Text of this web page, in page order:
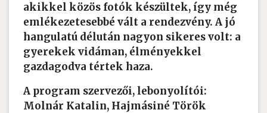
akikkel közös fotók készültek, így még
emlékezetesebbé vált a rendezvény. A jó
hangulatú délután nagyon sikeres volt: a
gyerekek vidáman, élményekkel
gazdagodva tértek haza.
A program szervezői, lebonyolítói:
Molnár Katalin, Hajmásiné Török